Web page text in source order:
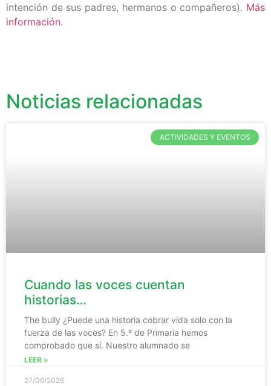
intención de sus padres, hermanos o compañeros). Más
información.
Noticias relacionadas
ACTIVIDADES Y EVENTOS
Cuando las voces cuentan
historias…
The bully ¿Puede una historia cobrar vida solo con la
fuerza de las voces? En 5.º de Primaria hemos
comprobado que sí. Nuestro alumnado se
LEER »
27/06/2026